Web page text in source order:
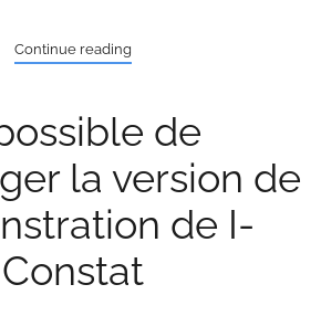
Continue reading
de
la version de
de I-
Constat